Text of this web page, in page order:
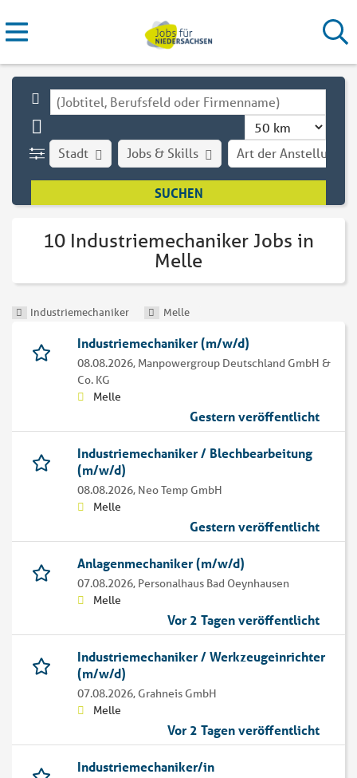
Stadt Art der Anstellung
Jobs & Skills
10 Industriemechaniker Jobs in
Melle
Industriemechaniker Melle
Industriemechaniker (m/w/d)
08.08.2026, Manpowergroup Deutschland GmbH &
Co. KG
Melle
Gestern veröffentlicht
Industriemechaniker / Blechbearbeitung
(m/w/d)
08.08.2026, Neo Temp GmbH
Melle
Gestern veröffentlicht
Anlagenmechaniker (m/w/d)
07.08.2026, Personalhaus Bad Oeynhausen
Melle
Vor 2 Tagen veröffentlicht
Industriemechaniker / Werkzeugeinrichter
(m/w/d)
07.08.2026, Grahneis GmbH
Melle
Vor 2 Tagen veröffentlicht
Industriemechaniker/in